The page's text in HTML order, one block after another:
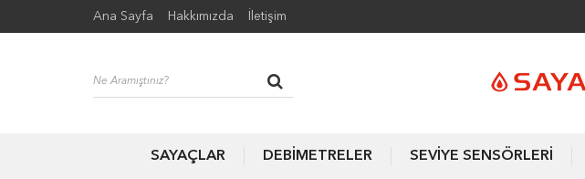
Ana Sayfa Hakkımızda İletişim
SAYAÇLAR DEBİMETRELER SEVİYE SENSÖRLERİ